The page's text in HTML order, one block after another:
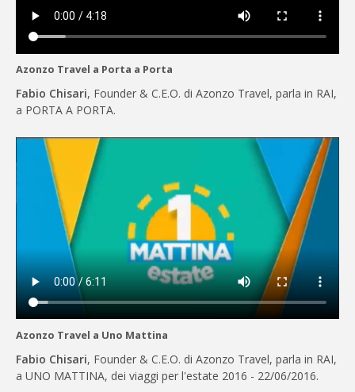
Azonzo Travel a Porta a Porta
Fabio Chisari, Founder & C.E.O. di Azonzo Travel, parla in RAI,
a PORTA A PORTA.
Azonzo Travel a Uno Mattina
Fabio Chisari, Founder & C.E.O. di Azonzo Travel, parla in RAI,
a UNO MATTINA, dei viaggi per l'estate 2016 - 22/06/2016.